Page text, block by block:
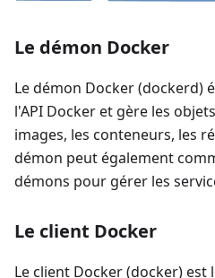
Le démon Docker
Le démon Docker (dockerd)
l'API Docker et gère les
images, les conteneurs, les
démon peut également
démons pour gérer les
Le client Docker
Le client Docker (docker)